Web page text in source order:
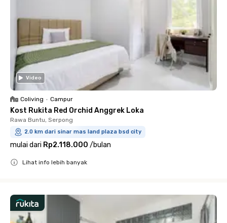
Video
Coliving • Campur
Kost Rukita Red Orchid Anggrek Loka
Rawa Buntu, Serpong
2.0 km dari sinar mas land plaza bsd city
mulai dari Rp2.118.000 /bulan
Lihat info lebih banyak